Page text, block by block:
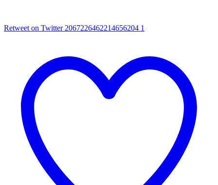
Retweet on Twitter 2067226462214656204 1